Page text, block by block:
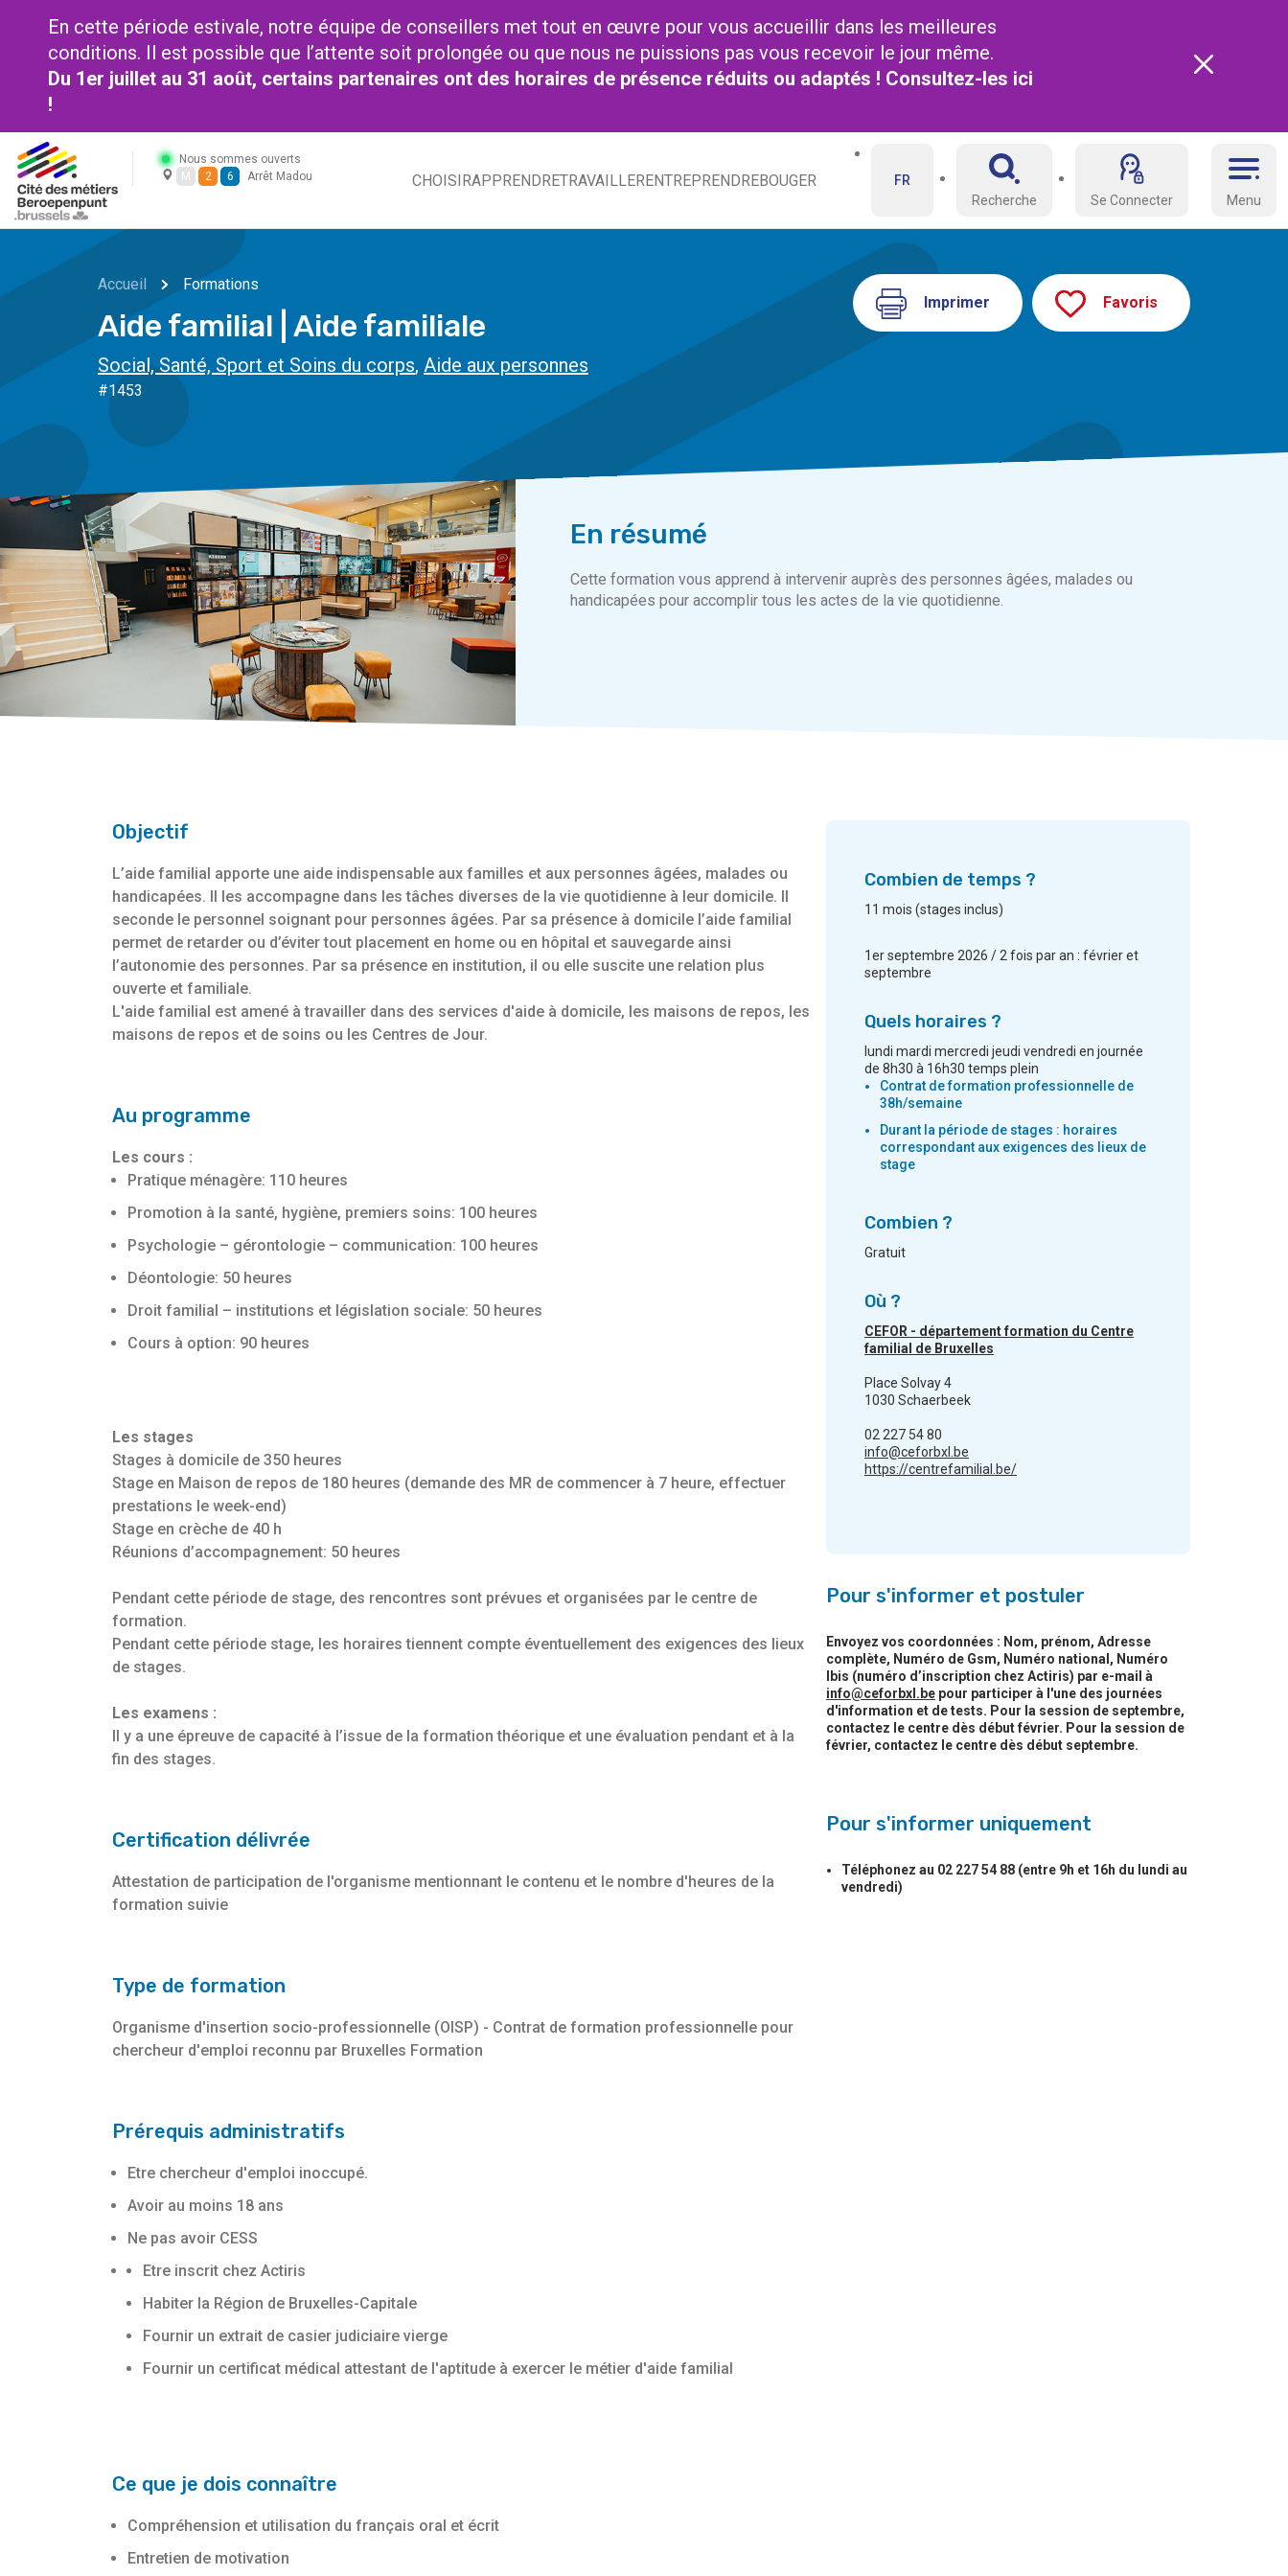
En cette période estivale, notre équipe de conseillers met tout en œuvre pour vous accueillir dans les meilleures
conditions. Il est possible que l’attente soit prolongée ou que nous ne puissions pas vous recevoir le jour même.
Du 1er juillet au 31 août, certains partenaires ont des horaires de présence réduits ou adaptés ! Consultez-les ici
!
Nous sommes ouverts
M
2 6 Arrêt Madou CHOISIRAPPRENDRETRAVAILLERENTREPRENDREBOUGER
Menu
FR
Recherche
Se Connecter
Accueil Formations
Aide familial | Aide familiale
Social, Santé, Sport et Soins du corps, Aide aux personnes
#1453
Imprimer Favoris
En résumé
Cette formation vous apprend à intervenir auprès des personnes âgées, malades ou
handicapées pour accomplir tous les actes de la vie quotidienne.
Objectif
L’aide familial apporte une aide indispensable aux familles et aux personnes âgées, malades ou
handicapées. Il les accompagne dans les tâches diverses de la vie quotidienne à leur domicile. Il
seconde le personnel soignant pour personnes âgées. Par sa présence à domicile l’aide familial
permet de retarder ou d’éviter tout placement en home ou en hôpital et sauvegarde ainsi
l’autonomie des personnes. Par sa présence en institution, il ou elle suscite une relation plus
ouverte et familiale.
L'aide familial est amené à travailler dans des services d'aide à domicile, les maisons de repos, les
maisons de repos et de soins ou les Centres de Jour.
Au programme
Les cours :
Pratique ménagère: 110 heures
Promotion à la santé, hygiène, premiers soins: 100 heures
Psychologie – gérontologie – communication: 100 heures
Déontologie: 50 heures
Droit familial – institutions et législation sociale: 50 heures
Cours à option: 90 heures
Les stages
Stages à domicile de 350 heures
Stage en Maison de repos de 180 heures (demande des MR de commencer à 7 heure, effectuer
prestations le week-end)
Stage en crèche de 40 h
Réunions d’accompagnement: 50 heures
Pendant cette période de stage, des rencontres sont prévues et organisées par le centre de
formation.
Pendant cette période stage, les horaires tiennent compte éventuellement des exigences des lieux
de stages.
Les examens :
Il y a une épreuve de capacité à l’issue de la formation théorique et une évaluation pendant et à la
fin des stages.
Certification délivrée
Attestation de participation de l'organisme mentionnant le contenu et le nombre d'heures de la
formation suivie
Type de formation
Organisme d'insertion socio-professionnelle (OISP) - Contrat de formation professionnelle pour
chercheur d'emploi reconnu par Bruxelles Formation
Prérequis administratifs
Etre chercheur d'emploi inoccupé.
Avoir au moins 18 ans
Ne pas avoir CESS
Etre inscrit chez Actiris
Habiter la Région de Bruxelles-Capitale
Fournir un extrait de casier judiciaire vierge
Fournir un certificat médical attestant de l'aptitude à exercer le métier d'aide familial
Ce que je dois connaître
Compréhension et utilisation du français oral et écrit
Entretien de motivation
Combien de temps ?
11 mois (stages inclus)
1er septembre 2026 / 2 fois par an : février et
septembre
Quels horaires ?
lundi mardi mercredi jeudi vendredi en journée
de 8h30 à 16h30 temps plein
Contrat de formation professionnelle de
38h/semaine
Durant la période de stages : horaires
correspondant aux exigences des lieux de
stage
Combien ?
Gratuit
Où ?
CEFOR - département formation du Centre
familial de Bruxelles
Place Solvay 4
1030 Schaerbeek
02 227 54 80
info@ceforbxl.be
https://centrefamilial.be/
Pour s'informer et postuler
Envoyez vos coordonnées : Nom, prénom, Adresse
complète, Numéro de Gsm, Numéro national, Numéro
Ibis (numéro d’inscription chez Actiris) par e-mail à
info@ceforbxl.be pour participer à l'une des journées
d'information et de tests. Pour la session de septembre,
contactez le centre dès début février. Pour la session de
février, contactez le centre dès début septembre.
Pour s'informer uniquement
Téléphonez au 02 227 54 88 (entre 9h et 16h du lundi au
vendredi)